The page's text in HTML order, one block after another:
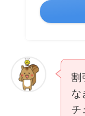
割
な
チ